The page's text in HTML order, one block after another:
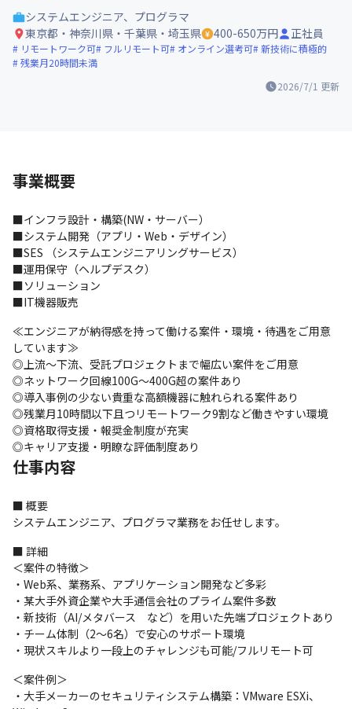
2026/7/1 更新
システムエンジニア、プログラマ
東京都・神奈川県・千葉県・埼玉県
400-650万円 正社員
リモートワーク可 フルリモート可 オンライン選考可 新技術に積極的
残業月20時間未満
事業概要
■インフラ設計・構築(NW・サーバー）
■システム開発（アプリ・Web・デザイン）
■SES （システムエンジニアリングサービス）
■運用保守（ヘルプデスク）
■ソリューション
■IT機器販売
≪エンジニアが納得感を持って働ける案件・環境・待遇をご用意
しています≫
◎上流～下流、受託プロジェクトまで幅広い案件をご用意
◎ネットワーク回線100G～400G超の案件あり
◎導入事例の少ない貴重な高額機器に触れられる案件あり
◎残業月10時間以下且つリモートワーク9割など働きやすい環境
◎資格取得支援・報奨金制度が充実
◎キャリア支援・明瞭な評価制度あり
仕事内容
■ 概要
システムエンジニア、プログラマ業務をお任せします。
■ 詳細
＜案件の特徴＞
・Web系、業務系、アプリケーション開発など多彩
・某大手外資企業や大手通信会社のプライム案件多数
・新技術（AI/メタバース　など）を用いた先端プロジェクトあり
・チーム体制（2～6名）で安心のサポート環境
・現状スキルより一段上のチャレンジも可能/フルリモート可
＜案件例＞
・大手メーカーのセキュリティシステム構築：VMware ESXi、